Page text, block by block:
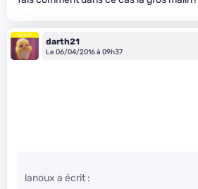
darth21
Le 06/04/2016 à 09h37
lanoux a écrit :